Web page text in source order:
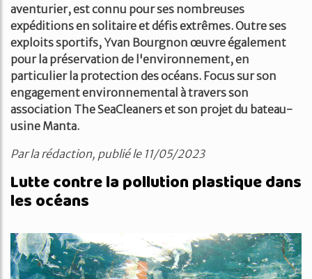
aventurier, est connu pour ses nombreuses
expéditions en solitaire et défis extrêmes. Outre ses
exploits sportifs, Yvan Bourgnon œuvre également
pour la préservation de l'environnement, en
particulier la protection des océans. Focus sur son
engagement environnemental à travers son
association The SeaCleaners et son projet du bateau-
usine Manta.
Par la rédaction, publié le 11/05/2023
Lutte contre la pollution plastique dans
les océans